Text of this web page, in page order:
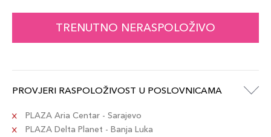
TRENUTNO NERASPOLOŽIVO
PROVJERI RASPOLOŽIVOST U POSLOVNICAMA
PLAZA Aria Centar - Sarajevo
PLAZA Delta Planet - Banja Luka